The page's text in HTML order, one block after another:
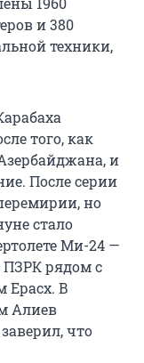
и 380
техники,
того, как
и
После серии
но
стало
Ми-24 —
ПЗРК рядом с
Ерасх. В
Алиев
что